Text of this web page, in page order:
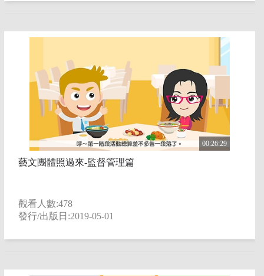
00:26:29
藝文團體照過來-監督管理篇
觀看人數:478
發行/出版日:2019-05-01